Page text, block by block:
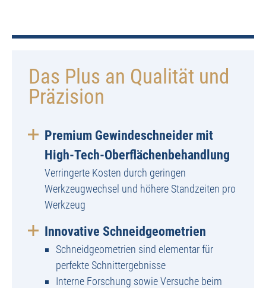
Das Plus an Qualität und
Präzision
Premium Gewindeschneider mit
High-Tech-Oberflächenbehandlung
Verringerte Kosten durch geringen
Werkzeugwechsel und höhere Standzeiten pro
Werkzeug
Innovative Schneidgeometrien
Schneidgeometrien sind elementar für
perfekte Schnittergebnisse
Interne Forschung sowie Versuche beim